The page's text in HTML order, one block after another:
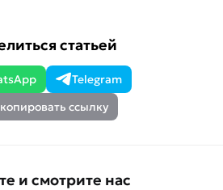
статьей
Telegram
ссылку
и смотрите нас